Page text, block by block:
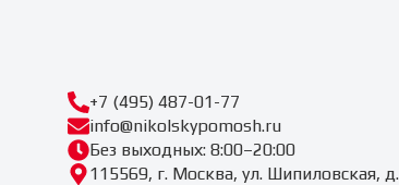
+7 (495) 487-01-77
info@nikolskypomosh.ru
Без выходных: 8:00–20:00
115569, г. Москва, ул. Шипиловская,